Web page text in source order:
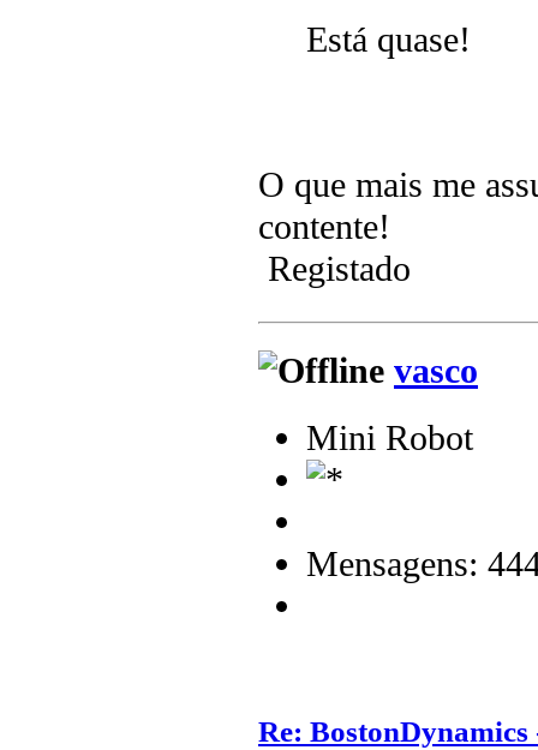
Está quase!
O que mais me
contente!
Registado
vasco
Mini Robot
Mensagens:
Re: